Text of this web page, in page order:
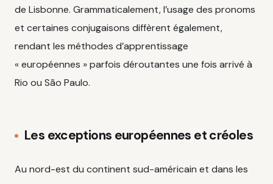
de Lisbonne. Grammaticalement, l’usage des pronoms
et certaines conjugaisons diffèrent également,
rendant les méthodes d’apprentissage
« européennes » parfois déroutantes une fois arrivé à
Rio ou São Paulo.
Les exceptions européennes et créoles
Au nord-est du continent sud-américain et dans les